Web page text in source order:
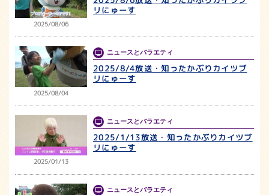
2025/08/06
リにゅーす
2025/08/04
ニュースとバラエティ
2025/8/4放送・知ったかぶりカイツブ
リにゅーす
2025/01/13
ニュースとバラエティ
2025/1/13放送・知ったかぶりカイツブ
リにゅーす
ニュースとバラエティ